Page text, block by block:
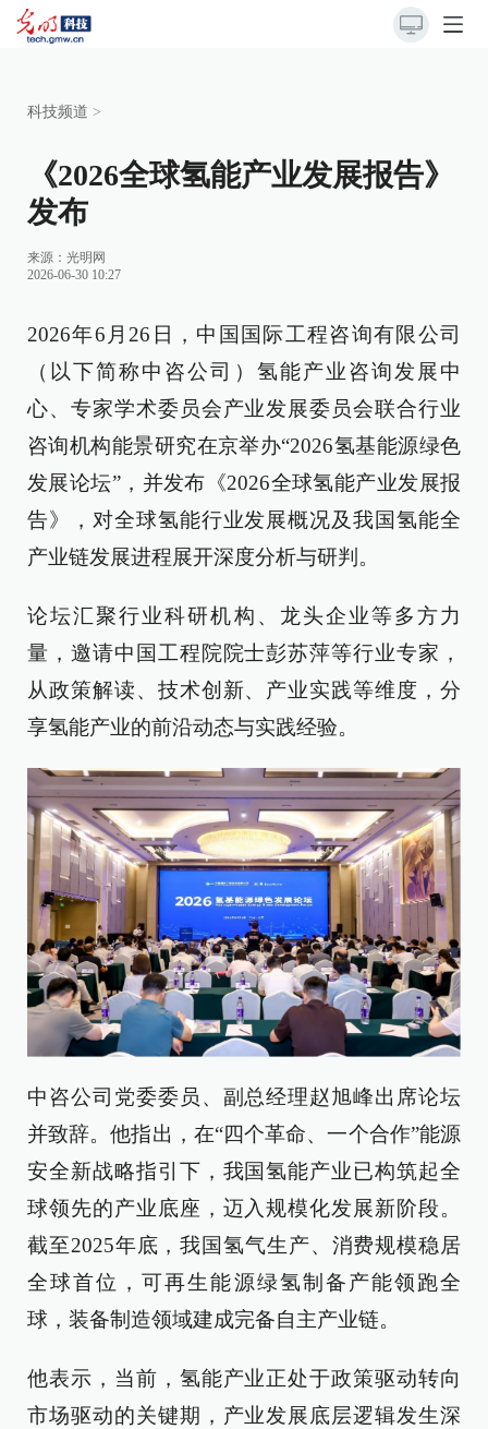
科技频道 >
《2026全球氢能产业发展报告》
发布
来源： 光明网
2026-06-30 10:27
2026年6月26日，中国国际工程咨询有限公司
（以下简称中咨公司）氢能产业咨询发展中
心、专家学术委员会产业发展委员会联合行业
咨询机构能景研究在京举办“2026氢基能源绿色
发展论坛”，并发布《2026全球氢能产业发展报
告》，对全球氢能行业发展概况及我国氢能全
产业链发展进程展开深度分析与研判。
论坛汇聚行业科研机构、龙头企业等多方力
量，邀请中国工程院院士彭苏萍等行业专家，
从政策解读、技术创新、产业实践等维度，分
享氢能产业的前沿动态与实践经验。
中咨公司党委委员、副总经理赵旭峰出席论坛
并致辞。他指出，在“四个革命、一个合作”能源
安全新战略指引下，我国氢能产业已构筑起全
球领先的产业底座，迈入规模化发展新阶段。
截至2025年底，我国氢气生产、消费规模稳居
全球首位，可再生能源绿氢制备产能领跑全
球，装备制造领域建成完备自主产业链。
他表示，当前，氢能产业正处于政策驱动转向
市场驱动的关键期，产业发展底层逻辑发生深